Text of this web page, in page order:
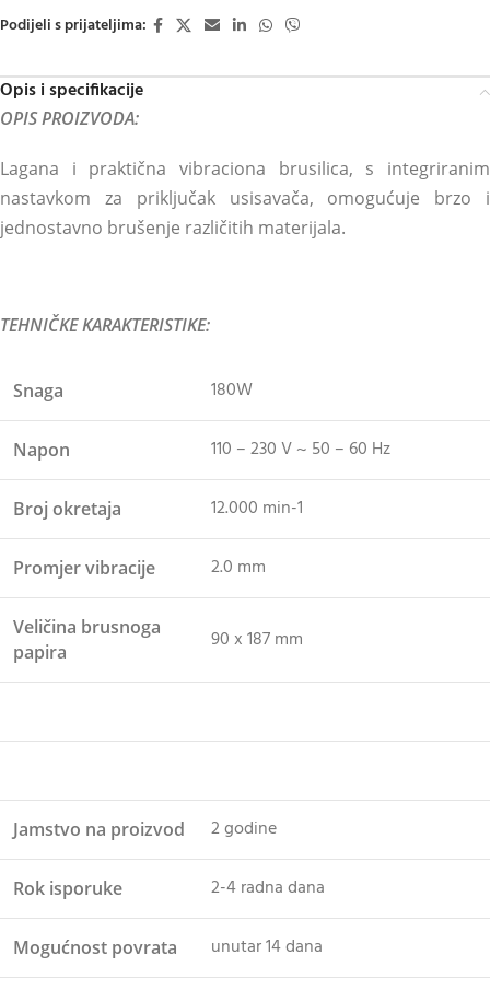
Podijeli s prijateljima:
Opis i specifikacije
OPIS PROIZVODA:
Lagana i praktična vibraciona brusilica, s integriranim
nastavkom za priključak usisavača, omogućuje brzo i
jednostavno brušenje različitih materijala.
TEHNIČKE KARAKTERISTIKE:
Snaga 180W
Napon 110 – 230 V ~ 50 – 60 Hz
Broj okretaja 12.000 min-1
Promjer vibracije 2.0 mm
Veličina brusnoga
papira
90 x 187 mm
Jamstvo na proizvod 2 godine
Rok isporuke 2-4 radna dana
Mogućnost povrata unutar 14 dana